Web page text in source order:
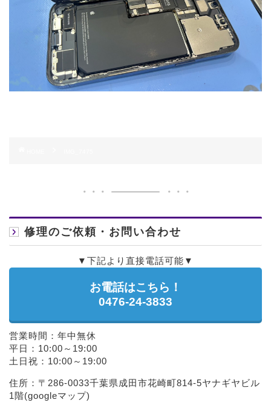
修理のご依頼・お問い合わせ
▼下記より直接電話可能▼
お電話はこちら！
0476-24-3833
営業時間：年中無休
平日：10:00～19:00
土日祝：10:00～19:00
住所：〒286-0033千葉県成田市花崎町814-5ヤナギヤビル
1階(googleマップ)